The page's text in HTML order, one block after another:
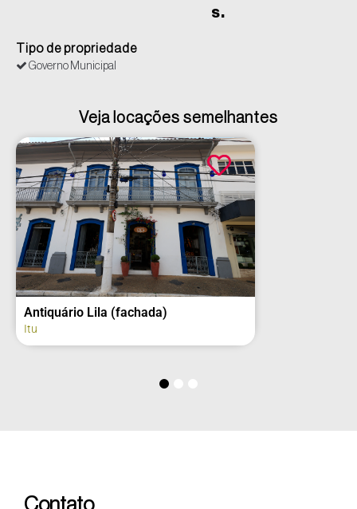
s.
Tipo de propriedade
Governo Municipal
Veja locações semelhantes
Antiquário Lila (fachada)
Itu